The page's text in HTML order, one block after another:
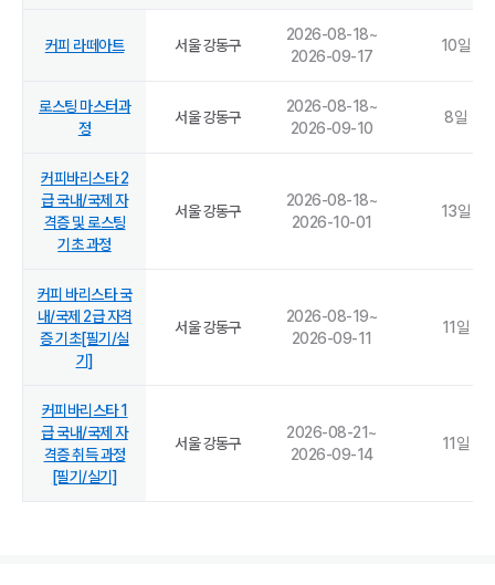
커피 라떼아트 서울 강동구
2026-08-18~
2026-09-17
10일
로스팅 마스터과
정
서울 강동구
2026-08-18~
2026-09-10
8일
커피바리스타 2
급 국내/국제 자
격증 및 로스팅
기초 과정
서울 강동구
2026-08-18~
2026-10-01
13일
커피 바리스타 국
내/국제 2급 자격
증 기초[필기/실
기]
서울 강동구
2026-08-19~
2026-09-11
11 일
커피바리스타 1
급 국내/국제 자
격증 취득 과정
[필기/실기]
서울 강동구
2026-08-21~
2026-09-14
11 일